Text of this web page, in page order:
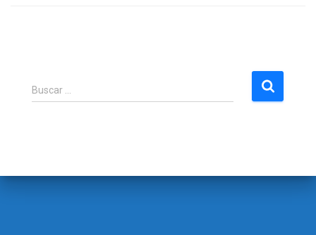
B
u
:
Buscar …